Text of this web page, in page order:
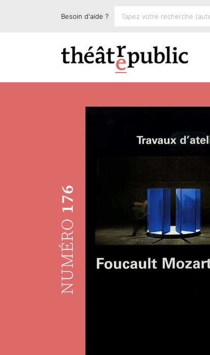
Besoin d'aide ?
NUMÉRO
176